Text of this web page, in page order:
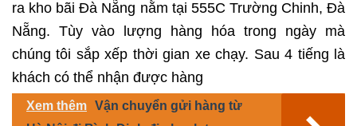
ra kho bãi Đà Nẵng nằm tại 555C Trường Chinh, Đà
Nẵng. Tùy vào lượng hàng hóa trong ngày mà
chúng tôi sắp xếp thời gian xe chạy. Sau 4 tiếng là
khách có thể nhận được hàng
Xem thêm Vận chuyển gửi hàng từ